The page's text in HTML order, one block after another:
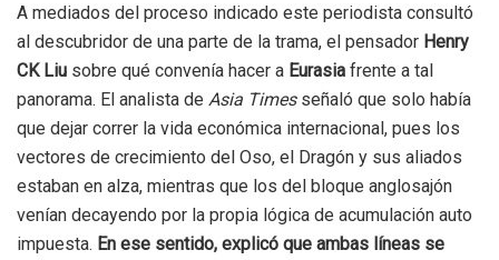
A mediados del proceso indicado este periodista consultó
al descubridor de una parte de la trama, el pensador Henry
CK Liu sobre qué convenía hacer a Eurasia frente a tal
panorama. El analista de Asia Timesseñaló que solo había
que dejar correr la vida económica internacional, pues los
vectores de crecimiento del Oso, el Dragón y sus aliados
estaban en alza, mientras que los del bloque anglosajón
venían decayendo por la propia lógica de acumulación auto
impuesta. En ese sentido, explicó que ambas líneas se